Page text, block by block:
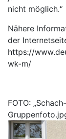
nicht möglich.“
Nähere
der
https://
wk-m/
FOTO: